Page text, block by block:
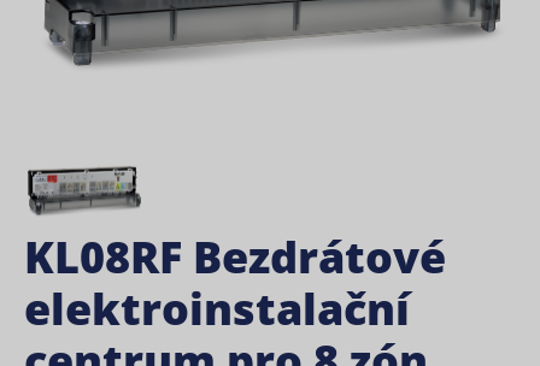
KL08RF Bezdrátové
elektroinstalační